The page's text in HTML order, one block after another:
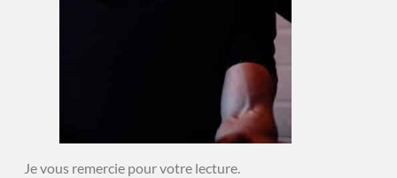
Je vous remercie pour votre lecture.